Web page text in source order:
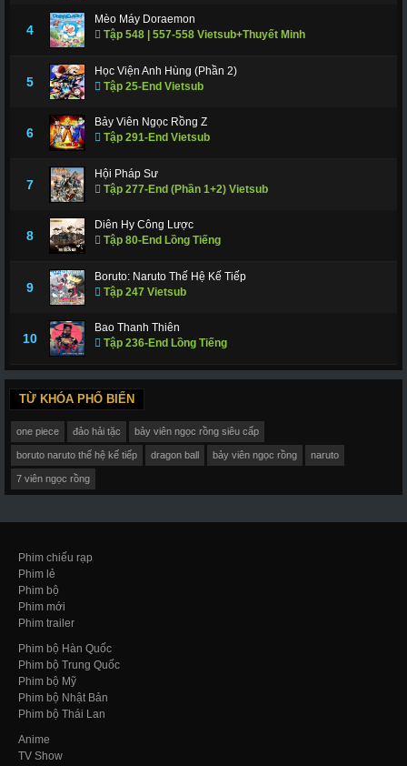
4
Mèo Máy Doraemon
Tập 548 | 557-558 Vietsub+Thuyết Minh
5
Học Viện Anh Hùng (Phần 2)
Tập 25-End Vietsub
6
Bảy Viên Ngọc Rồng Z
Tập 291-End Vietsub
7
Hội Pháp Sư
Tập 277-End (Phần 1+2) Vietsub
8
Diên Hy Công Lược
Tập 80-End Lồng Tiếng
9
Boruto: Naruto Thế Hệ Kế Tiếp
Tập 247 Vietsub
10
Bao Thanh Thiên
Tập 236-End Lồng Tiếng
TỪ KHÓA PHỔ BIẾN
one piece đảo hải tặc bảy viên ngọc rồng siêu cấp
boruto naruto thế hệ kế tiếp dragon ball bảy viên ngọc rồng naruto
7 viên ngọc rồng
Phim chiếu rạp
Phim lẻ
Phim bộ
Phim mới
Phim trailer
Phim bộ Hàn Quốc
Phim bộ Trung Quốc
Phim bộ Mỹ
Phim bộ Nhật Bản
Phim bộ Thái Lan
Anime
TV Show